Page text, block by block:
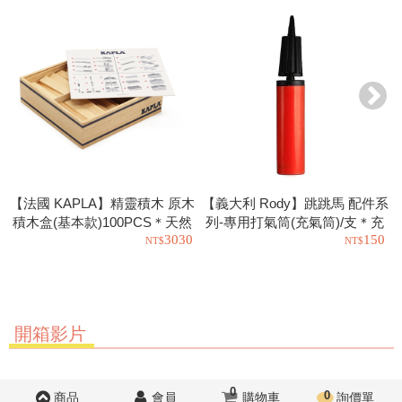
【法國 KAPLA】精靈積木 原木
積木盒(基本款)100PCS＊天然
松木益智操作幼教積木3030
【義大利 Rody】跳跳馬 配件系
列-專用打氣筒(充氣筒)/支＊充
氣工具.充氣球.玩具也可以使用
150
開箱影片
商品 會員 0 購物車 0 詢價單